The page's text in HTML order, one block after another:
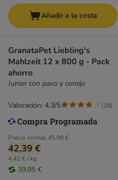
Añadir a la cesta
GranataPet Liebling's
Mahlzeit 12 x 800 g - Pack
ahorro
Junior con pavo y conejo
Precio normal45,98 €
42,39 €
4,42 € / kg
39,85 €
Valoración: 4.3/5 (28)